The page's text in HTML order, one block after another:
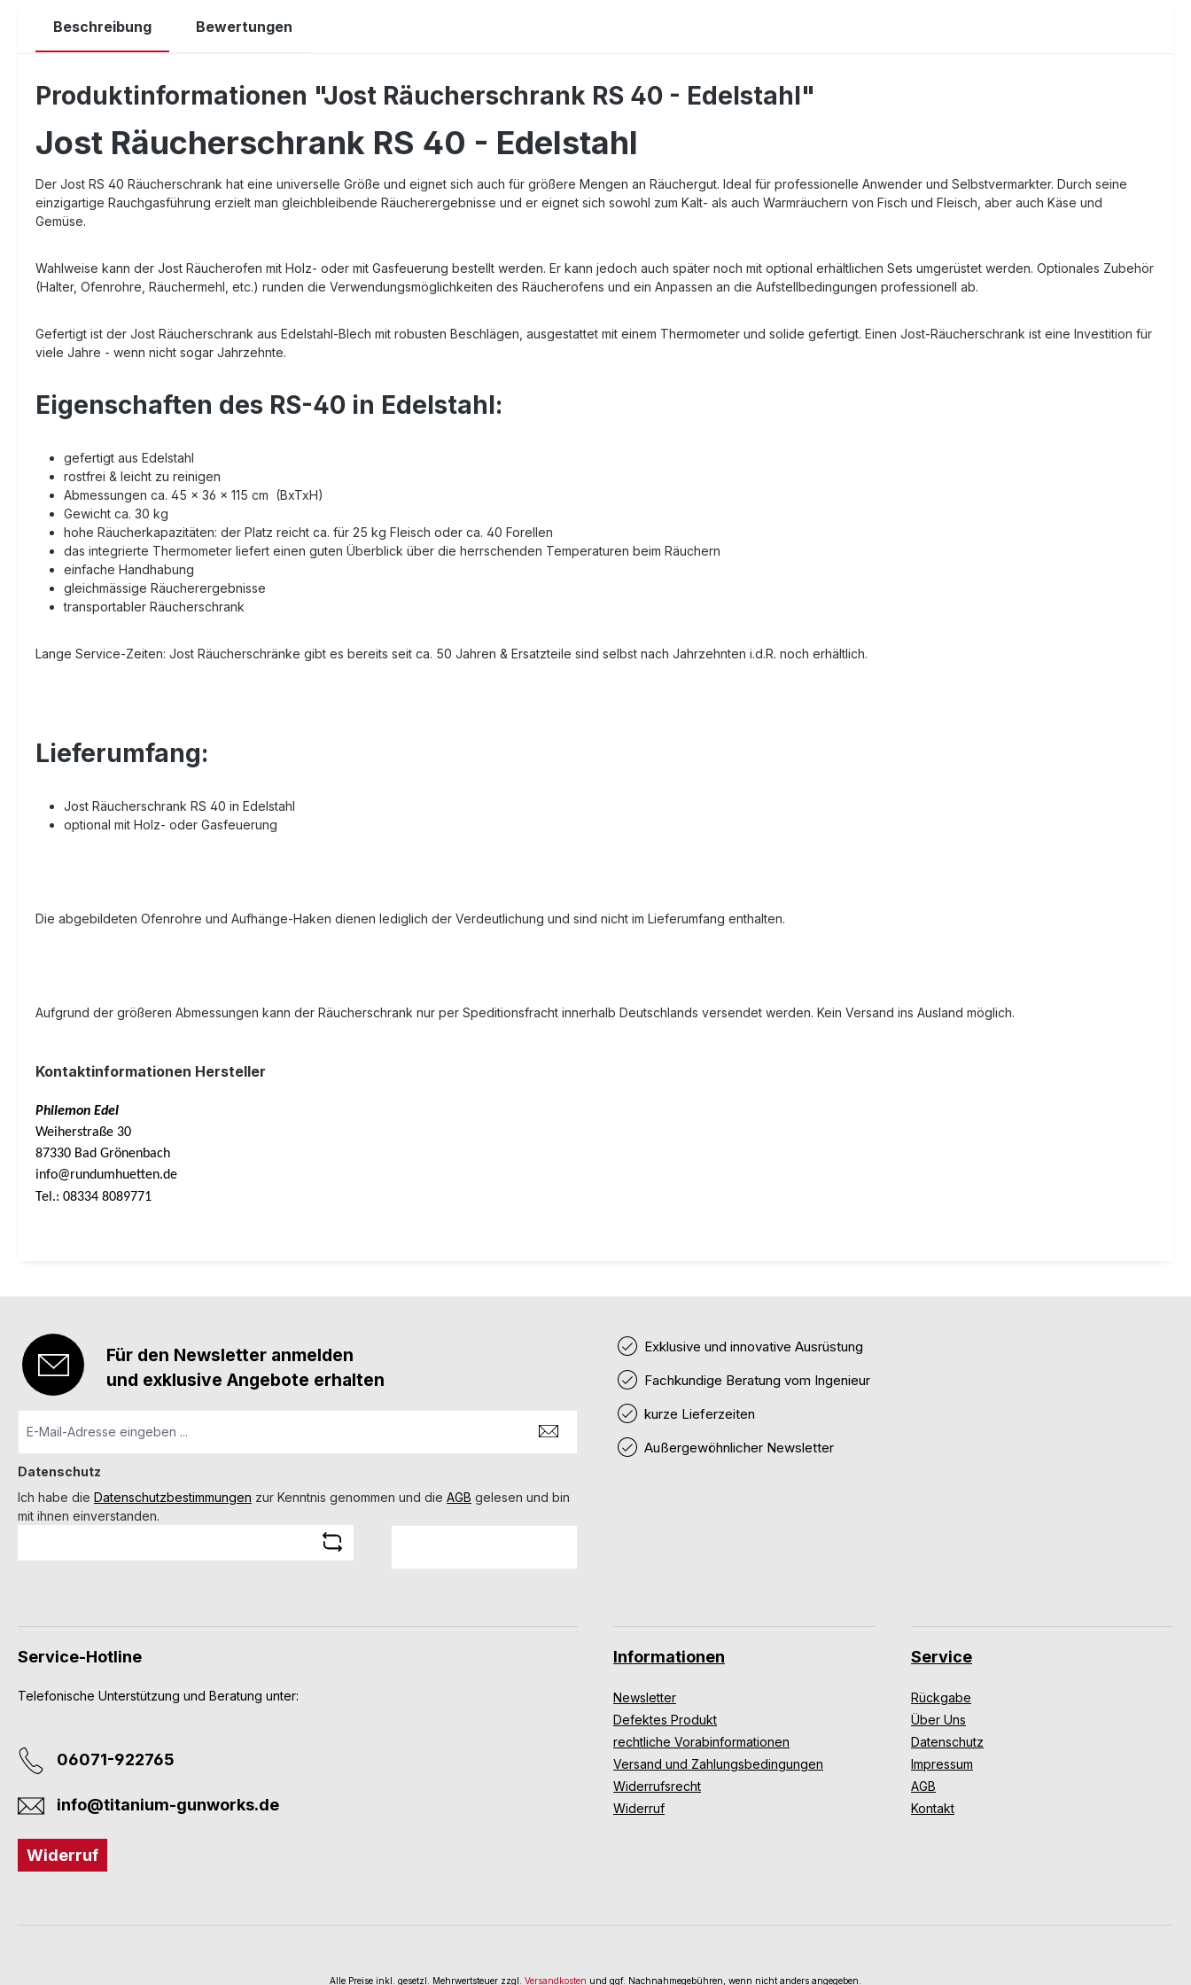
Beschreibung Bewertungen
Produktinformationen "Jost Räucherschrank RS 40 - Edelstahl"
Jost Räucherschrank RS 40 - Edelstahl
Der Jost RS 40 Räucherschrank hat eine universelle Größe und eignet sich auch für größere Mengen an Räuchergut. Ideal für professionelle Anwender und Selbstvermarkter. Durch seine
einzigartige Rauchgasführung erzielt man gleichbleibende Räucherergebnisse und er eignet sich sowohl zum Kalt- als auch Warmräuchern von Fisch und Fleisch, aber auch Käse und
Gemüse.
Wahlweise kann der Jost Räucherofen mit Holz- oder mit Gasfeuerung bestellt werden. Er kann jedoch auch später noch mit optional erhältlichen Sets umgerüstet werden. Optionales Zubehör
(Halter, Ofenrohre, Räuchermehl, etc.) runden die Verwendungsmöglichkeiten des Räucherofens und ein Anpassen an die Aufstellbedingungen professionell ab.
Gefertigt ist der Jost Räucherschrank aus Edelstahl-Blech mit robusten Beschlägen, ausgestattet mit einem Thermometer und solide gefertigt. Einen Jost-Räucherschrank ist eine Investition für
viele Jahre - wenn nicht sogar Jahrzehnte.
Eigenschaften des RS-40 in Edelstahl:
gefertigt aus Edelstahl
rostfrei & leicht zu reinigen
Abmessungen ca. 45 x 36 x 115 cm (BxTxH)
Gewicht ca. 30 kg
hohe Räucherkapazitäten: der Platz reicht ca. für 25 kg Fleisch oder ca. 40 Forellen
das integrierte Thermometer liefert einen guten Überblick über die herrschenden Temperaturen beim Räuchern
einfache Handhabung
gleichmässige Räucherergebnisse
transportabler Räucherschrank
Lange Service-Zeiten: Jost Räucherschränke gibt es bereits seit ca. 50 Jahren & Ersatzteile sind selbst nach Jahrzehnten i.d.R. noch erhältlich.
Lieferumfang:
Jost Räucherschrank RS 40 in Edelstahl
optional mit Holz- oder Gasfeuerung
Die abgebildeten Ofenrohre und Aufhänge-Haken dienen lediglich der Verdeutlichung und sind nicht im Lieferumfang enthalten.
Aufgrund der größeren Abmessungen kann der Räucherschrank nur per Speditionsfracht innerhalb Deutschlands versendet werden. Kein Versand ins Ausland möglich.
Kontaktinformationen Hersteller
Philemon Edel
Weiherstraße 30
87330 Bad Grönenbach
info@rundumhuetten.de
Tel.: 08334 8089771
Für den Newsletter anmelden
und exklusive Angebote erhalten
Datenschutz
Ich habe die Datenschutzbestimmungen zur Kenntnis genommen und die AGB gelesen und bin
mit ihnen einverstanden.
Exklusive und innovative Ausrüstung
Fachkundige Beratung vom Ingenieur
kurze Lieferzeiten
Außergewöhnlicher Newsletter
Service-Hotline
Telefonische Unterstützung und Beratung unter:
06071-922765
info@titanium-gunworks.de
Widerruf
Informationen
Newsletter
Defektes Produkt
rechtliche Vorabinformationen
Versand und Zahlungsbedingungen
Widerrufsrecht
Widerruf
Service
Rückgabe
Über Uns
Datenschutz
Impressum
AGB
Kontakt
Alle Preise inkl. gesetzl. Mehrwertsteuer zzgl. Versandkosten und ggf. Nachnahmegebühren, wenn nicht anders angegeben.